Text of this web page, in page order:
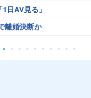
日AV見る」
離婚決断か